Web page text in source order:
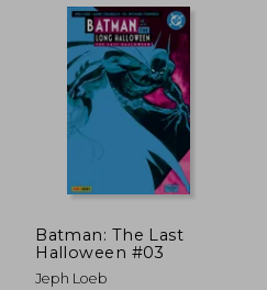
45%
Batman: The Last
Halloween #03
Jeph Loeb